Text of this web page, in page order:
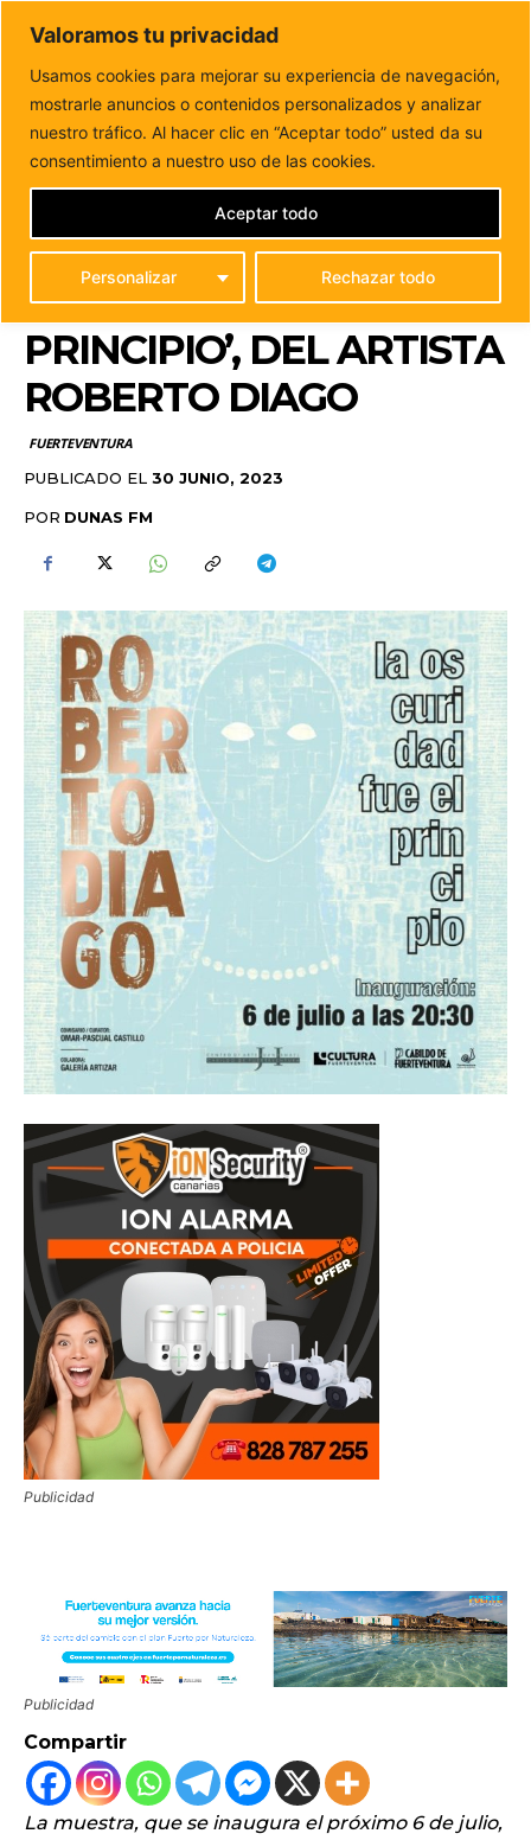
Valoramos tu privacidad
Usamos cookies para mejorar su experiencia de navegación,
mostrarle anuncios o contenidos personalizados y analizar
nuestro tráfico. Al hacer clic en “Aceptar todo” usted da su
consentimiento a nuestro uso de las cookies.
Personalizar Rechazar todo
Aceptar todo
DUNAS FM
Tu informacion de forma cercana
Inicio FUERTEVENTURA
El centro de Arte Juan Ismael
acoge la exposición ‘La oscuridad fue...
EL CENTRO DE ARTE
JUAN ISMAEL ACOGE LA
EXPOSICIÓN ‘LA
OSCURIDAD FUE EL
PRINCIPIO’, DEL ARTISTA
ROBERTO DIAGO
FUERTEVENTURA
PUBLICADO EL 30 JUNIO, 2023
POR DUNAS FM
Publicidad
Publicidad
Compartir
La muestra, que se inaugura el próximo 6 de julio,